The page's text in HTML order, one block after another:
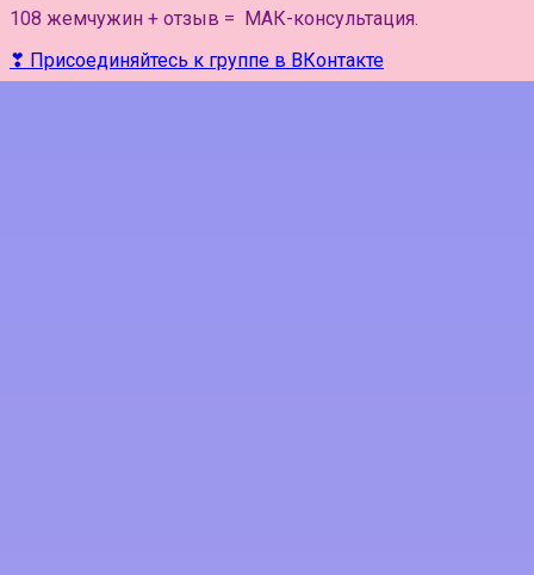
108 жемчужин + отзыв = МАК-консультация.
❣ Присоединяйтесь к группе в ВКонтакте